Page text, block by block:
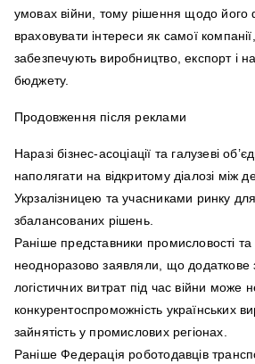
умовах війни, тому рішення щодо його
враховувати інтереси як самої
забезпечують виробництво, експорт і
бюджету.
Продовження після реклами
Наразі бізнес-асоціації та галузеві
наполягати на відкритому діалозі між
Укрзалізницею та учасниками ринку
збалансованих рішень.
Раніше представники промисловості та
неодноразово заявляли, що додаткове
логістичних витрат під час війни може
конкурентоспроможність українських
зайнятість у промислових регіонах.
Раніше Федерація роботодавців